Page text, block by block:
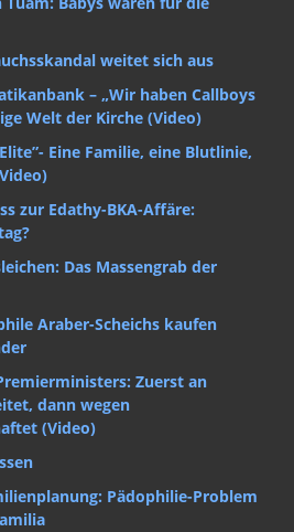
weitet sich aus
– „Wir haben Callboys
Welt der Kirche (Video)
Eine Familie, eine Blutlinie,
zur Edathy-BKA-Affäre:
Das Massengrab der
Araber-Scheichs kaufen
Zuerst an
dann wegen
(Video)
Pädophilie-Problem